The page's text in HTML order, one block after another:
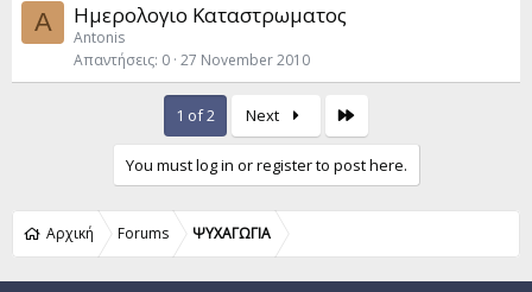
A Ημερολογιο Καταστρωματος
Antonis
Απαντήσεις 0 27 November 2010
1 of 2 Next
You must log in or register to post here.
Αρχική Forums ΨΥΧΑΓΩΓΙΑ